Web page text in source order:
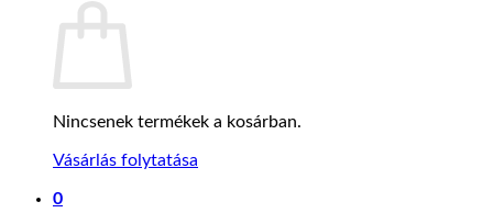
Nincsenek termékek a kosárban.
Vásárlás folytatása
0